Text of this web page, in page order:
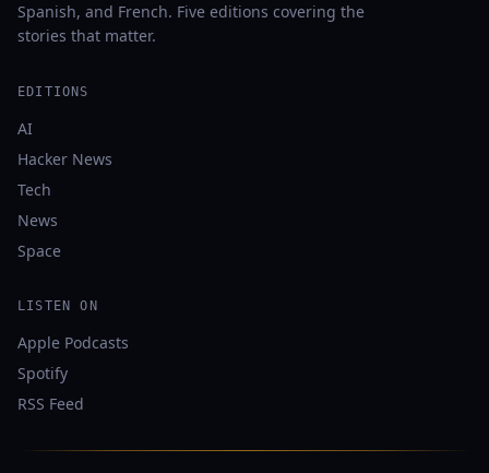
Spanish, and French. Five editions covering the
stories that matter.
EDITIONS
AI
Hacker News
Tech
News
Space
LISTEN ON
Apple Podcasts
Spotify
RSS Feed